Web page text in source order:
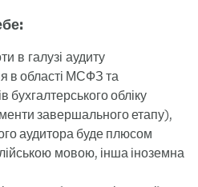
в галузі аудиту
в області МСФЗ та
бухгалтерського обліку
завершального етапу),
аудитора буде плюсом
мовою, інша іноземна